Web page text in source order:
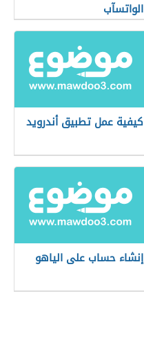
الواتسآب
كيفية عمل تطبيق أندرويد
إنشاء حساب على الياهو